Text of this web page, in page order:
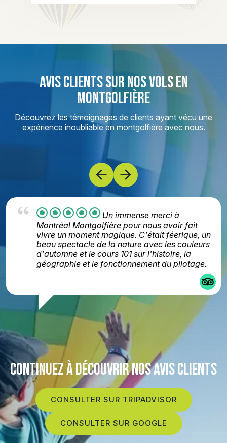
AVIS CLIENTS SUR NOS VOLS EN
MONTGOLFIÈRE
Découvrez les témoignages de clients ayant vécu une
expérience inoubliable en montgolfière avec nous.
Moment absolument
formidable avec Martin, passionné par son
métier et qui a à cœur de partager son amour
pour la montgolfière. Pouvoir admirer le lever
du soleil depuis les airs se mérite mais fut
absolument magique, un de ces moments
suspendus qui marquent à vie. Merci encore à
CONTINUEZ À DÉCOUVRIR NOS AVIS CLIENTS
CONSULTER SUR TRIPADVISOR
CONSULTER SUR GOOGLE